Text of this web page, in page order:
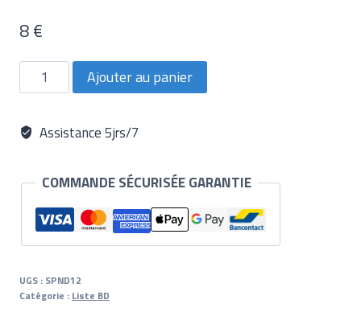
8€
quantité
Spray
Ajouter au panier
Assistance 5jrs/7
COMMANDE SÉCURISÉE GARANTIE
UGS : SPND12
Catégorie : Liste BD